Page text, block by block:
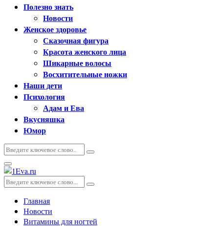
Полезно знать
Новости
Женское здоровье
Сказочная фигура
Красота женского лица
Шикарные волосы
Восхитительные ножки
Наши дети
Психология
Адам и Ева
Вкусняшка
Юмор
Искать:
Поиск
Основное
меню
Искать:
Поиск
Главная
Новости
Витамины для ногтей